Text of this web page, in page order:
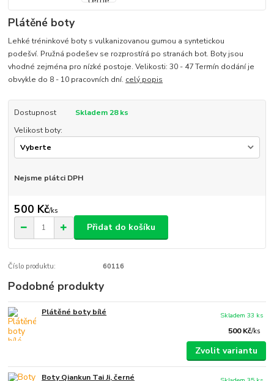
Plátěné boty
Lehké tréninkové boty s vulkanizovanou gumou a syntetickou
podešví. Pružná podešev se rozprostírá po stranách bot. Boty jsou
vhodné zejména pro nízké postoje. Velikosti: 30 - 47 Termín dodání je
obvykle do 8 - 10 pracovních dní. celý popis
Dostupnost
Skladem 28 ks
Velikost boty:
Nejsme plátci DPH
500 Kč/ks
Přidat do košíku
Číslo produktu: 60116
Podobné produkty
Plátěné boty bílé
500 Kč/ks
Skladem 33 ks
Zvolit variantu
Boty Qiankun Tai Ji, černé